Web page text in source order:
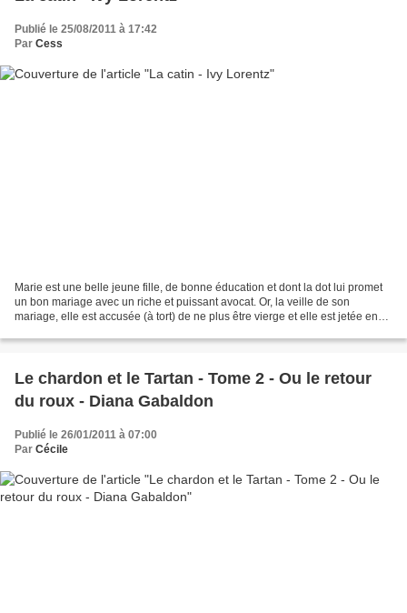
Publié le 25/08/2011 à 17:42
Par Cess
Marie est une belle jeune fille, de bonne éducation et dont la dot lui promet
un bon mariage avec un riche et puissant avocat. Or, la veille de son
mariage, elle est accusée (à tort) de ne plus être vierge et elle est jetée en
Le chardon et le Tartan - Tome 2 - Ou le retour
du roux - Diana Gabaldon
Publié le 26/01/2011 à 07:00
Par Cécile